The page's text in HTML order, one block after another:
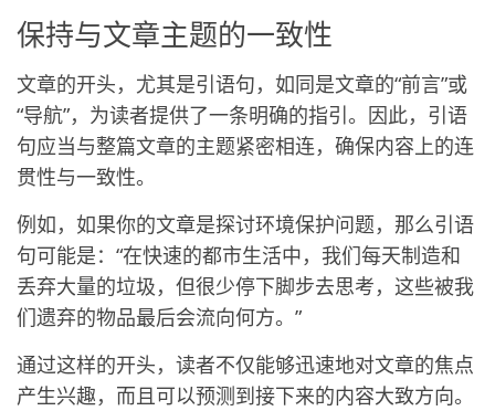
保持与文章主题的一致性
文章的开头，尤其是引语句，如同是文章的“前言”或
“导航”，为读者提供了一条明确的指引。因此，引语
句应当与整篇文章的主题紧密相连，确保内容上的连
贯性与一致性。
例如，如果你的文章是探讨环境保护问题，那么引语
句可能是：“在快速的都市生活中，我们每天制造和
丢弃大量的垃圾，但很少停下脚步去思考，这些被我
们遗弃的物品最后会流向何方。”
通过这样的开头，读者不仅能够迅速地对文章的焦点
产生兴趣，而且可以预测到接下来的内容大致方向。